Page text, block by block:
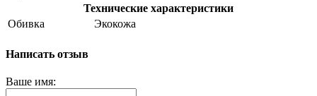
Технические характеристики
Обивка
Экокожа
Написать отзыв
Ваше имя: